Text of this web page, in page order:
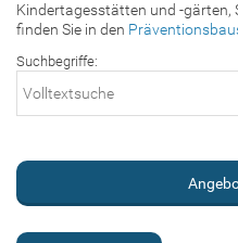
Kindertagesstätten und -gärten,
finden Sie in den
Suchbegriffe: